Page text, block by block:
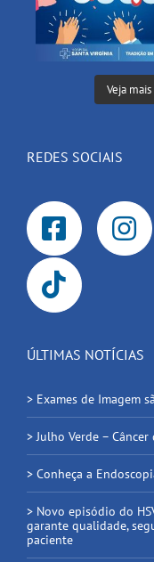
Veja mais
REDES SOCIAIS
ÚLTIMAS NOTÍCIAS
> Exames de Imagem
> Julho Verde – Câncer
> Conheça a
> Novo episódio do
garante qualidade,
paciente